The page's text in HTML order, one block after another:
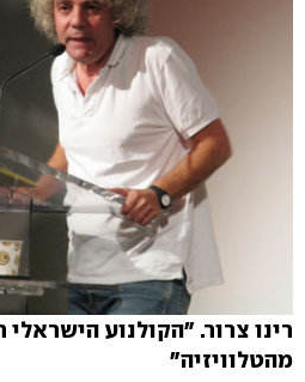
רינו צרור. "הקולנוע הישראלי
מהטלוויזיה"